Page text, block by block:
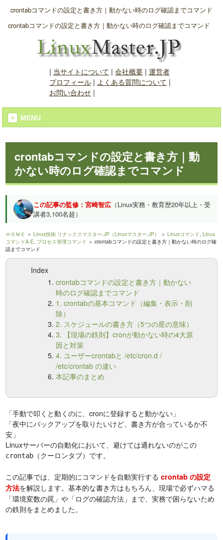
crontabコマンドの設定と書き方｜動かない時のログ確認までコマンド
crontabコマンドの設定と書き方｜動かない時のログ確認までコマンド
| 当サイトについて | 会社概要| 運営者
プロフィール| よくある質問について |
お問い合わせ|
MENU
crontabコマンドの設定と書き方｜動
かない時のログ確認までコマンド
この記事の監修：宮崎智広 （Linux実務・教育歴20年以上・受
講者3,100名超）
ＨＯＭＥ ＞Linux技術 リナックスマスター.JP（Linuxマスター.JP） ＞Linuxコマンド,Linux
コマンドA-E, プロセス管理コマンド ＞ crontabコマンドの設定と書き方｜動かない時のログ確
認までコマンド
Index
crontabコマンドの設定と書き方｜動かない
時のログ確認までコマンド
1. crontabの基本コマンド（編集・表示・削
除）
2. スケジュールの書き方（5つの星の意味）
3. 【現場の鉄則】cronが動かない時の4大原
因と対策
4. ユーザーcrontabと /etc/cron.d /
/etc/crontab の違い
本記事のまとめ
「手動で叩くと動くのに、cronに登録すると動かない」
「夜中にバックアップを取りたいけど、書き方が合っているか不
安」
Linuxサーバーの自動化において、避けては通れないのがこの
crontab （クーロンタブ）です。
この記事では、定期的にコマンドを自動実行するcrontab の設定
方法を解説します。基本的な書き方はもちろん、現場で必ずハマる
「環境変数の罠」や「ログの確認方法」まで、実務で困らないため
の鉄則をまとめました。